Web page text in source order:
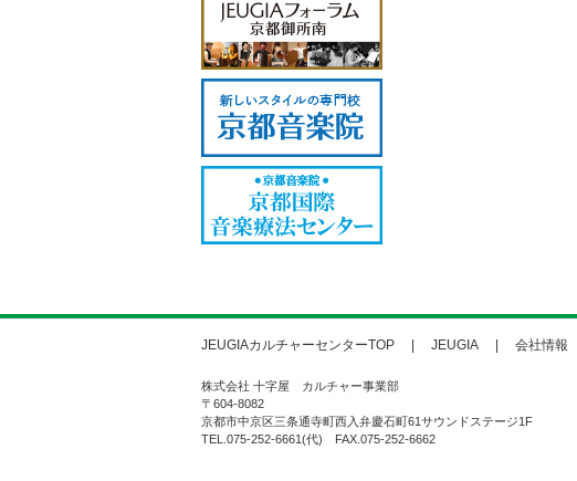
JEUGIAカルチャーセンターTOP JEUGIA 会社情報
株式会社 十字屋 カルチャー事業部
〒604-8082
京都市中京区三条通寺町西入弁慶石町61サウンドステージ1F
TEL.075-252-6661(代) FAX.075-252-6662